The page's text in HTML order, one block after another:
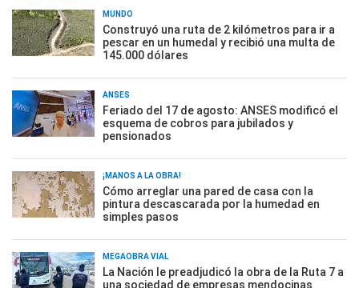
MUNDO
Construyó una ruta de 2 kilómetros para ir a
pescar en un humedal y recibió una multa de
145.000 dólares
ANSES
Feriado del 17 de agosto: ANSES modificó el
esquema de cobros para jubilados y
pensionados
¡MANOS A LA OBRA!
Cómo arreglar una pared de casa con la
pintura descascarada por la humedad en
simples pasos
MEGAOBRA VIAL
La Nación le preadjudicó la obra de la Ruta 7 a
una sociedad de empresas mendocinas